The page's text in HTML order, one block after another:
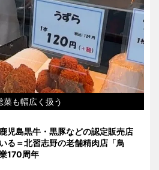
菜も幅広く扱う
児島黒牛・黒豚などの認定販売店
る＝北習志野の老舗精肉店「鳥
170周年